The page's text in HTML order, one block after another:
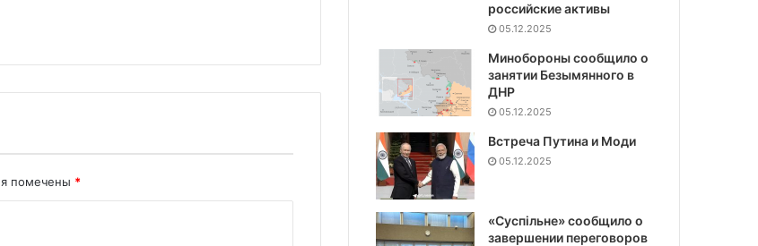
помечены *
российские активы
05.12.2025
Минобороны сообщило о
занятии Безымянного в
ДНР
05.12.2025
Встреча Путина и Моди
05.12.2025
«Суспiльне» сообщило о
завершении переговоров